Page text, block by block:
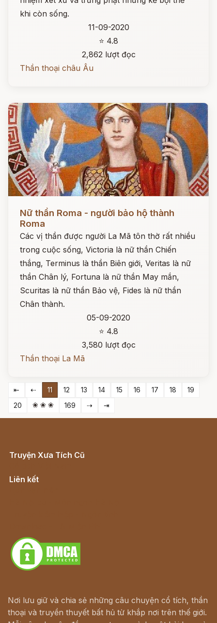
khi còn sống.
11-09-2020
⭐ 4.8
2,862 lượt đọc
Thần thoại châu Âu
Nữ thần Roma - người bảo hộ thành
Roma
Các vị thần được người La Mã tôn thờ rất nhiều
trong cuộc sống, Victoria là nữ thần Chiến
thắng, Terminus là thần Biên giới, Veritas là nữ
thần Chân lý, Fortuna là nữ thần May mắn,
Scuritas là nữ thần Bảo vệ, Fides là nữ thần
Chân thành.
05-09-2020
⭐ 4.8
3,580 lượt đọc
Thần thoại La Mã
⇤ ⇠ 11 12 13 14 15 16 17 18
19
20
❀ ❀ ❀ 169 ⇢ ⇥
Truyện Xưa Tích Cũ
Liên kết
Nơi lưu giữ và chia sẻ những câu chuyện cổ tích, thần
thoại và truyền thuyết bất hủ từ khắp nơi trên thế giới.